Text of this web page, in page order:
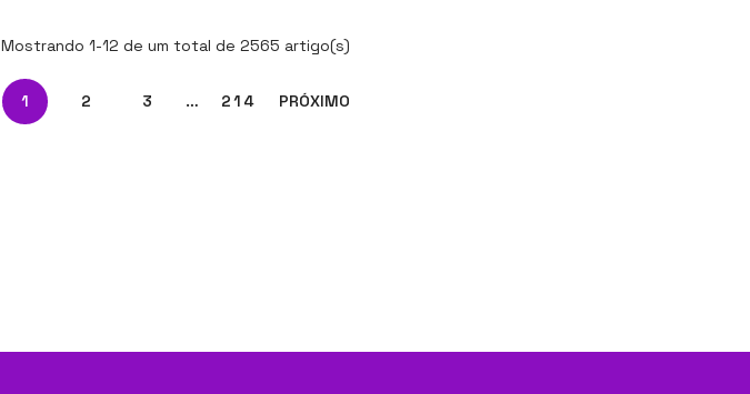
Mostrando 1-12 de um total de 2565 artigo(s)
1 2 3 … 214 PRÓXIMO